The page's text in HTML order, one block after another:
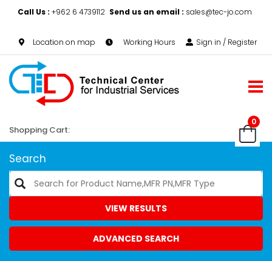
Call Us : +962 6 4739112 Send us an email : sales@tec-jo.com
Location on map Working Hours Sign in / Register
0
Shopping Cart:
Search
VIEW RESULTS
ADVANCED SEARCH